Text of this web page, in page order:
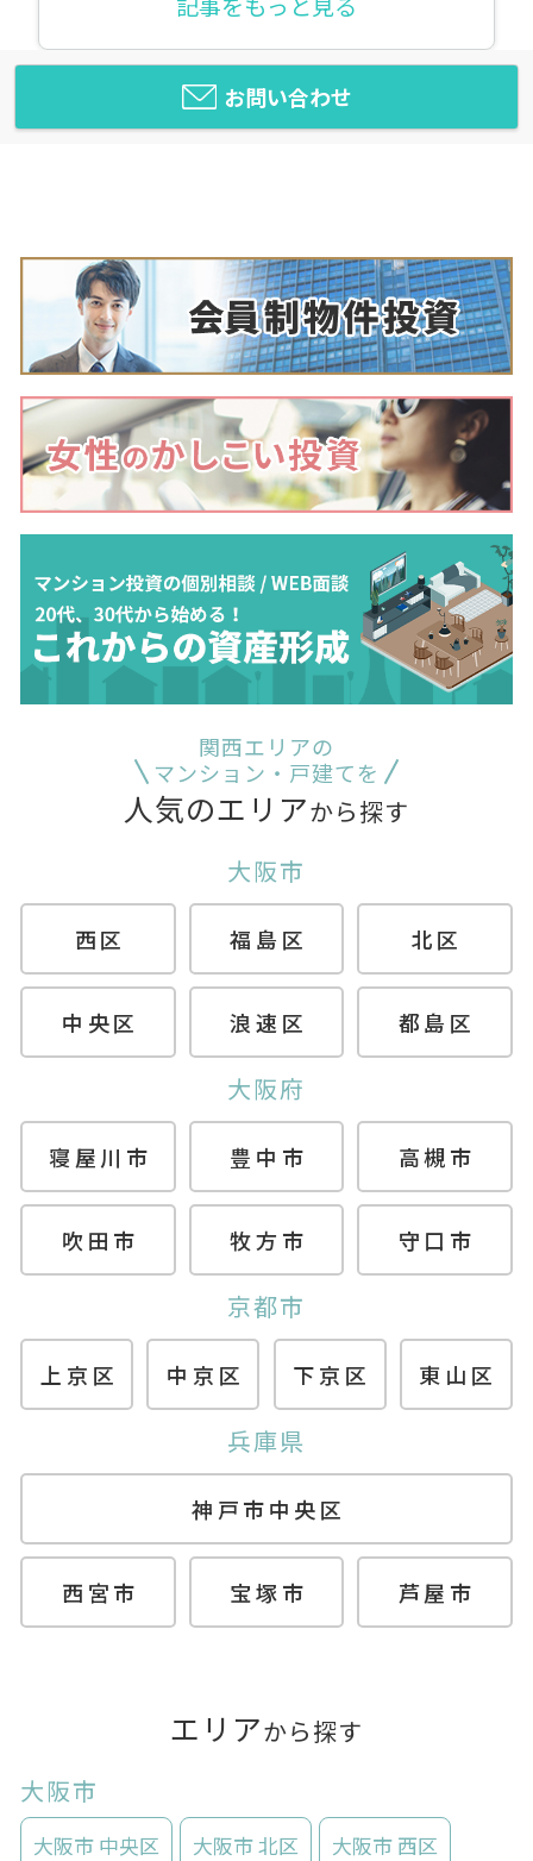
お問い合わせ
関西エリアの
マンション・戸建てを
人気のエリアから探す
大阪市
西区 福島区 北区
中央区 浪速区 都島区
大阪府
寝屋川市 豊中市 高槻市
吹田市 牧方市 守口市
京都市
上京区 中京区 下京区 東山区
兵庫県
神戸市中央区
西宮市 宝塚市 芦屋市
エリアから探す
大阪市
大阪市 中央区 大阪市 北区 大阪市 西区